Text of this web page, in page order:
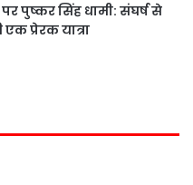
पुष्कर सिंह धामी: संघर्ष से
प्रेरक यात्रा